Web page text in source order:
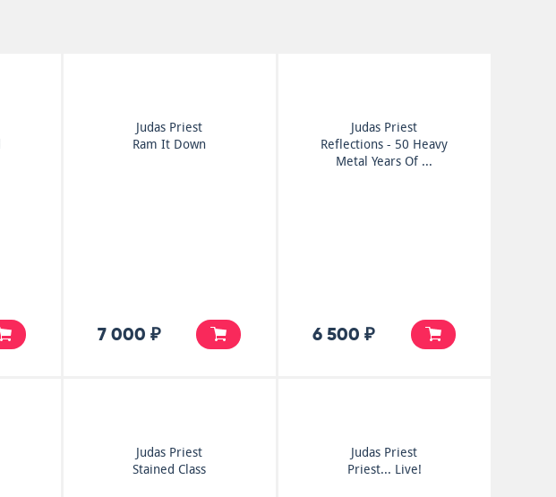
Judas Priest
Ram It Down
7 000 ₽
Judas Priest
Reflections - 50 Heavy
Metal Years Of ...
6 500 ₽
Judas Priest
Stained Class
Judas Priest
Priest... Live!